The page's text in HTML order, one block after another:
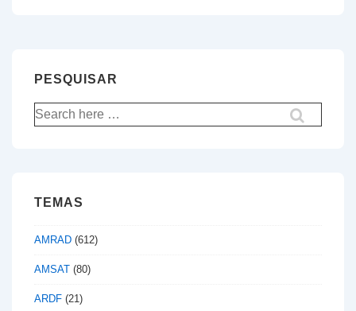
PESQUISAR
Pesquisar
por:
TEMAS
AMRAD (612)
AMSAT (80)
ARDF (21)